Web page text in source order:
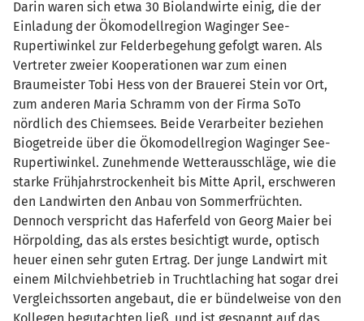
Darin waren sich etwa 30 Biolandwirte einig, die der
Einladung der Ökomodellregion Waginger See-
Rupertiwinkel zur Felderbegehung gefolgt waren. Als
Vertreter zweier Kooperationen war zum einen
Braumeister Tobi Hess von der Brauerei Stein vor Ort,
zum anderen Maria Schramm von der Firma SoTo
nördlich des Chiemsees. Beide Verarbeiter beziehen
Biogetreide über die Ökomodellregion Waginger See-
Rupertiwinkel. Zunehmende Wetterausschläge, wie die
starke Frühjahrstrockenheit bis Mitte April, erschweren
den Landwirten den Anbau von Sommerfrüchten.
Dennoch verspricht das Haferfeld von Georg Maier bei
Hörpolding, das als erstes besichtigt wurde, optisch
heuer einen sehr guten Ertrag. Der junge Landwirt mit
einem Milchviehbetrieb in Truchtlaching hat sogar drei
Vergleichssorten angebaut, die er bündelweise von den